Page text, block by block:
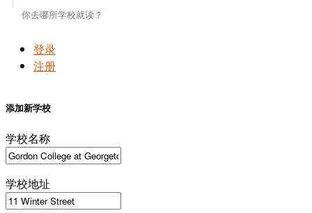
登录
注册
添加新学校
学校名称
学校地址